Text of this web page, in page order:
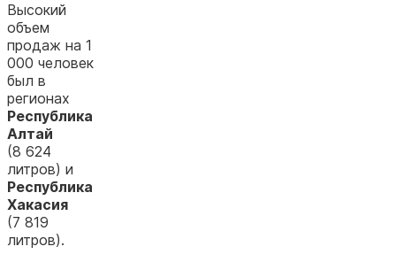
Высокий
объем
продаж на 1
000 человек
был в
регионах
Республика
Алтай
(8 624
литров) и
Республика
Хакасия
(7 819
литров).